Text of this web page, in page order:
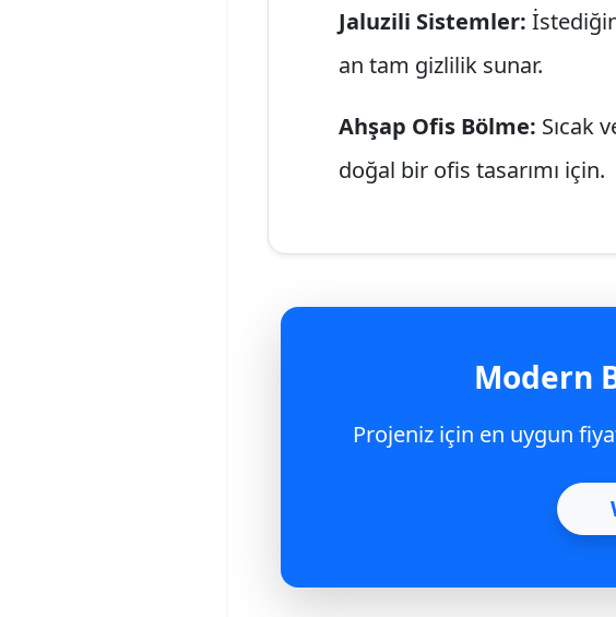
Jaluzili Sistemler:
an tam gizlilik sunar.
Ahşap Ofis Bölme: Sıcak
doğal bir ofis tasarımı için.
Modern
Projeniz için en uygun